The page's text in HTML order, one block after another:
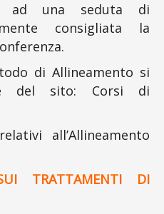
ad una seduta di
consigliata la
di Allineamento si
del sito: Corsi di
all’Allineamento
TRATTAMENTI DI